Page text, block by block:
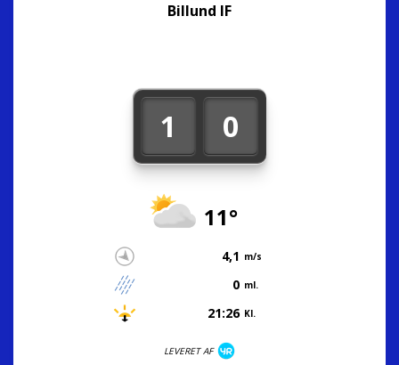
1 0
11°
4,1 m/s
0 ml.
21:26 Kl.
LEVERET AF
Billund IF